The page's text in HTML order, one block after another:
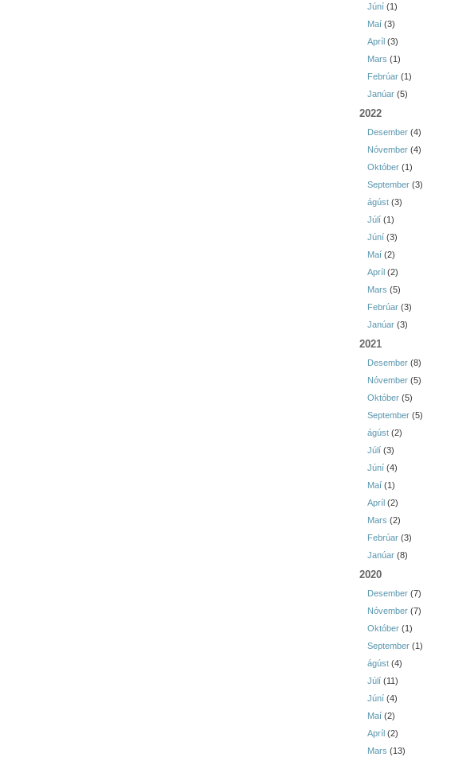
Júní (1)
Maí (3)
Apríl (3)
Mars (1)
Febrúar (1)
Janúar (5)
2022
Desember (4)
Nóvember (4)
Október (1)
September (3)
ágúst (3)
Júlí (1)
Júní (3)
Maí (2)
Apríl (2)
Mars (5)
Febrúar (3)
Janúar (3)
2021
Desember (8)
Nóvember (5)
Október (5)
September (5)
ágúst (2)
Júlí (3)
Júní (4)
Maí (1)
Apríl (2)
Mars (2)
Febrúar (3)
Janúar (8)
2020
Desember (7)
Nóvember (7)
Október (1)
September (1)
ágúst (4)
Júlí (11)
Júní (4)
Maí (2)
Apríl (2)
Mars (13)